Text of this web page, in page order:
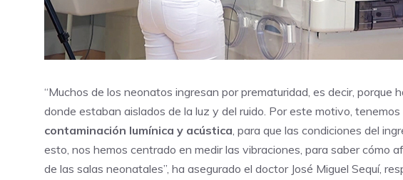
“Muchos de los neonatos ingresan por prematuridad, es decir, porque
donde estaban aislados de la luz y del ruido. Por este motivo, tenemos
contaminación lumínica y acústica, para que las condiciones del
esto, nos hemos centrado en medir las vibraciones, para saber cómo
de las salas neonatales”, ha asegurado el doctor José Miguel Sequí,